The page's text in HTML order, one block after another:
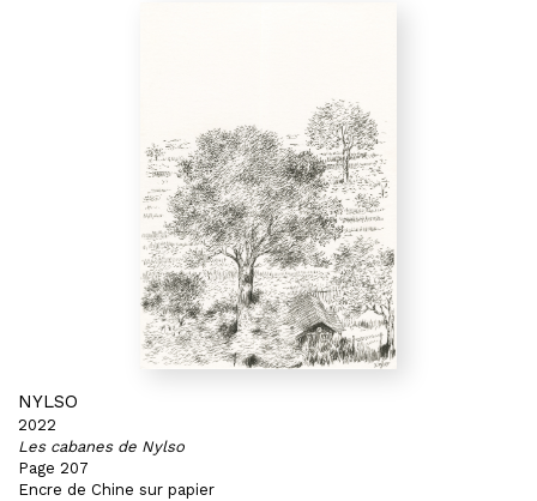
NYLSO
2022
Les cabanes de Nylso
Page 207
Encre de Chine sur papier